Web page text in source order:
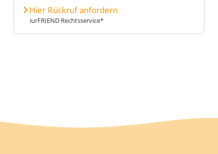
Hier Rückruf anfordern
iurFRIEND Rechtsservice*